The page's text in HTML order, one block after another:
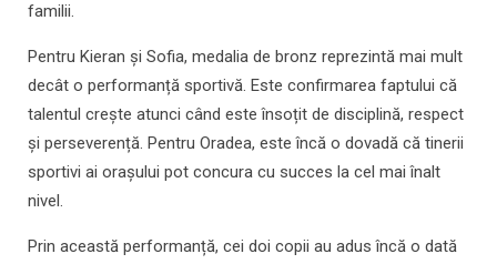
familii.
Pentru Kieran și Sofia, medalia de bronz reprezintă mai mult
decât o performanță sportivă. Este confirmarea faptului că
talentul crește atunci când este însoțit de disciplină, respect
și perseverență. Pentru Oradea, este încă o dovadă că tinerii
sportivi ai orașului pot concura cu succes la cel mai înalt
nivel.
Prin această performanță, cei doi copii au adus încă o dată